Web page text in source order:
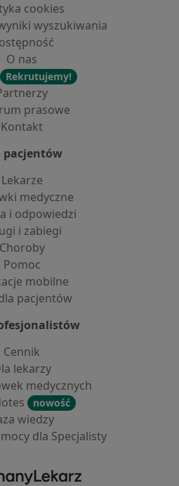
cookies
wyszukiwania
O nas
Rekrutujemy!
prasowe
Kontakt
pacjentów
Lekarze
medyczne
i odpowiedzi
i zabiegi
Choroby
Pomoc
mobilne
pacjentów
Cennik
lekarzy
medycznych
nowość
wiedzy
dla Specjalisty
ZnanyLekarz - Strona główna